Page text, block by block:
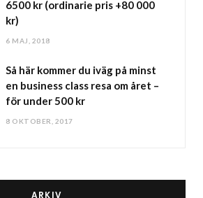
6500 kr (ordinarie pris +80 000
kr)
6 MAJ, 2018
Så här kommer du iväg på minst
en business class resa om året –
för under 500 kr
8 OKTOBER, 2017
ARKIV